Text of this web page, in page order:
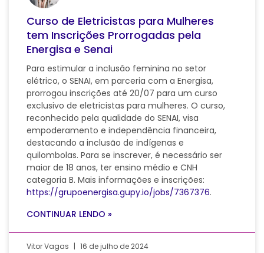
Curso de Eletricistas para Mulheres
tem Inscrições Prorrogadas pela
Energisa e Senai
Para estimular a inclusão feminina no setor
elétrico, o SENAI, em parceria com a Energisa,
prorrogou inscrições até 20/07 para um curso
exclusivo de eletricistas para mulheres. O curso,
reconhecido pela qualidade do SENAI, visa
empoderamento e independência financeira,
destacando a inclusão de indígenas e
quilombolas. Para se inscrever, é necessário ser
maior de 18 anos, ter ensino médio e CNH
categoria B. Mais informações e inscrições:
https://grupoenergisa.gupy.io/jobs/7367376.
CONTINUAR LENDO »
Vitor Vagas 16 de julho de 2024